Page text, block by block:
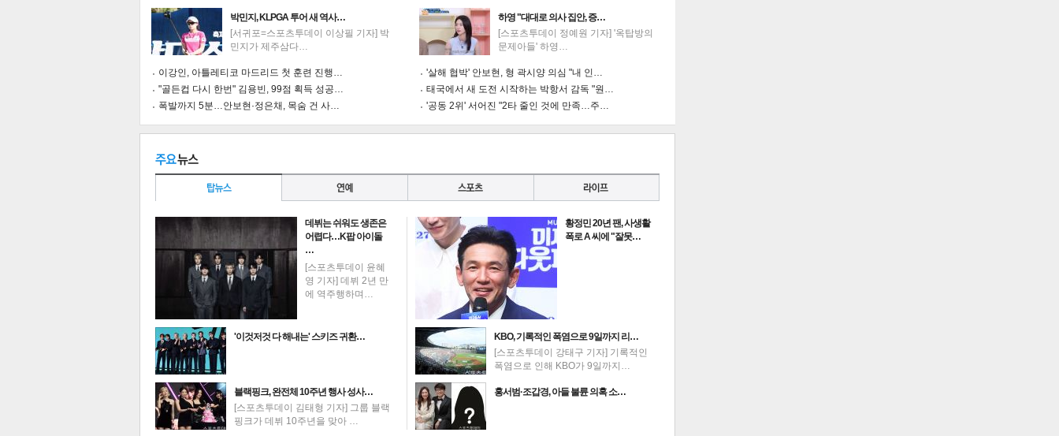
최신뉴스
박민지, KLPGA 투어 새 역사…
[서귀포=스포츠투데이 이상필 기자] 박
민지가 제주삼다…
이강인, 아틀레티코 마드리드 첫 훈련 진행…
"골든컵 다시 한번" 김용빈, 99점 획득 성공…
폭발까지 5분…안보현·정은채, 목숨 건 사…
하영 "대대로 의사 집안, 증…
[스포츠투데이 정예원 기자] '옥탑방의
문제아들' 하영…
'살해 협박' 안보현, 형 곽시양 의심 "내 인…
태국에서 새 도전 시작하는 박항서 감독 "원…
'공동 2위' 서어진 "2타 줄인 것에 만족…주…
데뷔는 쉬워도 생존은
어렵다…K팝 아이돌
…
[스포츠투데이 윤혜
영 기자] 데뷔 2년 만
에 역주행하며…
'이것저것 다 해내는' 스키즈 귀환…
블랙핑크, 완전체 10주년 행사 성사…
[스포츠투데이 김태형 기자] 그룹 블랙
핑크가 데뷔 10주년을 맞아 …
황정민 20년 팬, 사생활
폭로 A 씨에 "잘못…
KBO, 기록적인 폭염으로 9일까지 리…
[스포츠투데이 강태구 기자] 기록적인
폭염으로 인해 KBO가 9일까지…
홍서범·조갑경, 아들 불륜 의혹 소…